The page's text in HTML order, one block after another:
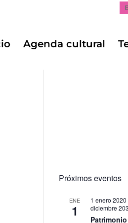
Agenda cultural
Próximos eventos
ENE
1
1 enero 2020
diciembre
Patrimonio